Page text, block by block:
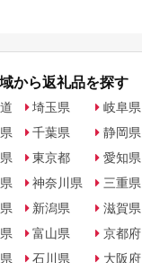
から返礼品を探す
埼玉県
千葉県
東京都
神奈川県
新潟県
富山県
石川県
岐阜県
静岡県
愛知県
三重県
滋賀県
京都府
大阪府